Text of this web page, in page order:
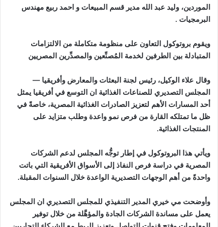
الموردين، وليد عبد الله مدير قسم المبيعات و احمد ربيع مهندس
البرمجيات .
ويقوم بروتوكول التعاون على منظومة متكاملة من الالتزامات
المتبادلة بين الطرفين لخدمة المُصنِّعين والمصدِّرين المصريين
وقال علاء الوكيل، رئيس لجنة البعثات والمعارض وأفريقيا —
المجلس التصديري للصناعات الغذائية ان التوسع في أفريقيا يمثل
أحد المسارات الأهم لتعزيز الصادرات الغذائية المصرية، خاصةً في
ظل ما تمتلكه القارة من فرص نمو واعدة وطلب متزايد على
المنتجات الغذائية.
ويأتي هذا البروتوكول في إطار توجُّه المجلس لدعم الشركات
المصرية في دراسة فرص النفاذ إلى الأسواق الأفريقية التي باتت
واحدةً من أهم الوجهات التصديرية الواعدة خلال السنوات المقبلة.
وأوضحت مي خيري المدير التنفيذي للمجلس التصديري ان المجلس
يعمل على مساندة الشركات الجادة والمؤهَّلة من خلال توفير